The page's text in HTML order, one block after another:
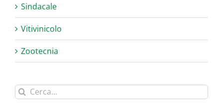
Sindacale
Vitivinicolo
Zootecnia
Cerca
per: